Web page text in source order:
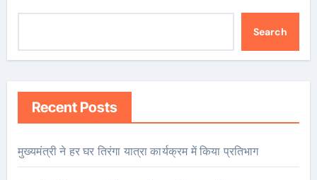
Search
Recent Posts
मुख्यमंत्री ने हर घर तिरंगा यात्रा कार्यक्रम में किया प्रतिभाग